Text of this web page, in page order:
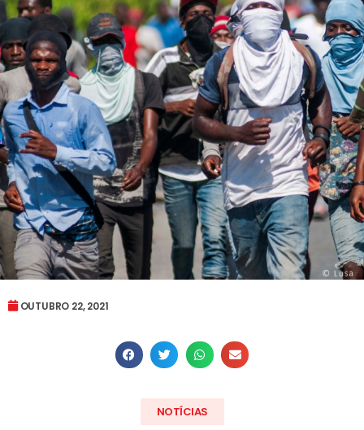
OUTUBRO 22, 2021
NOTÍCIAS